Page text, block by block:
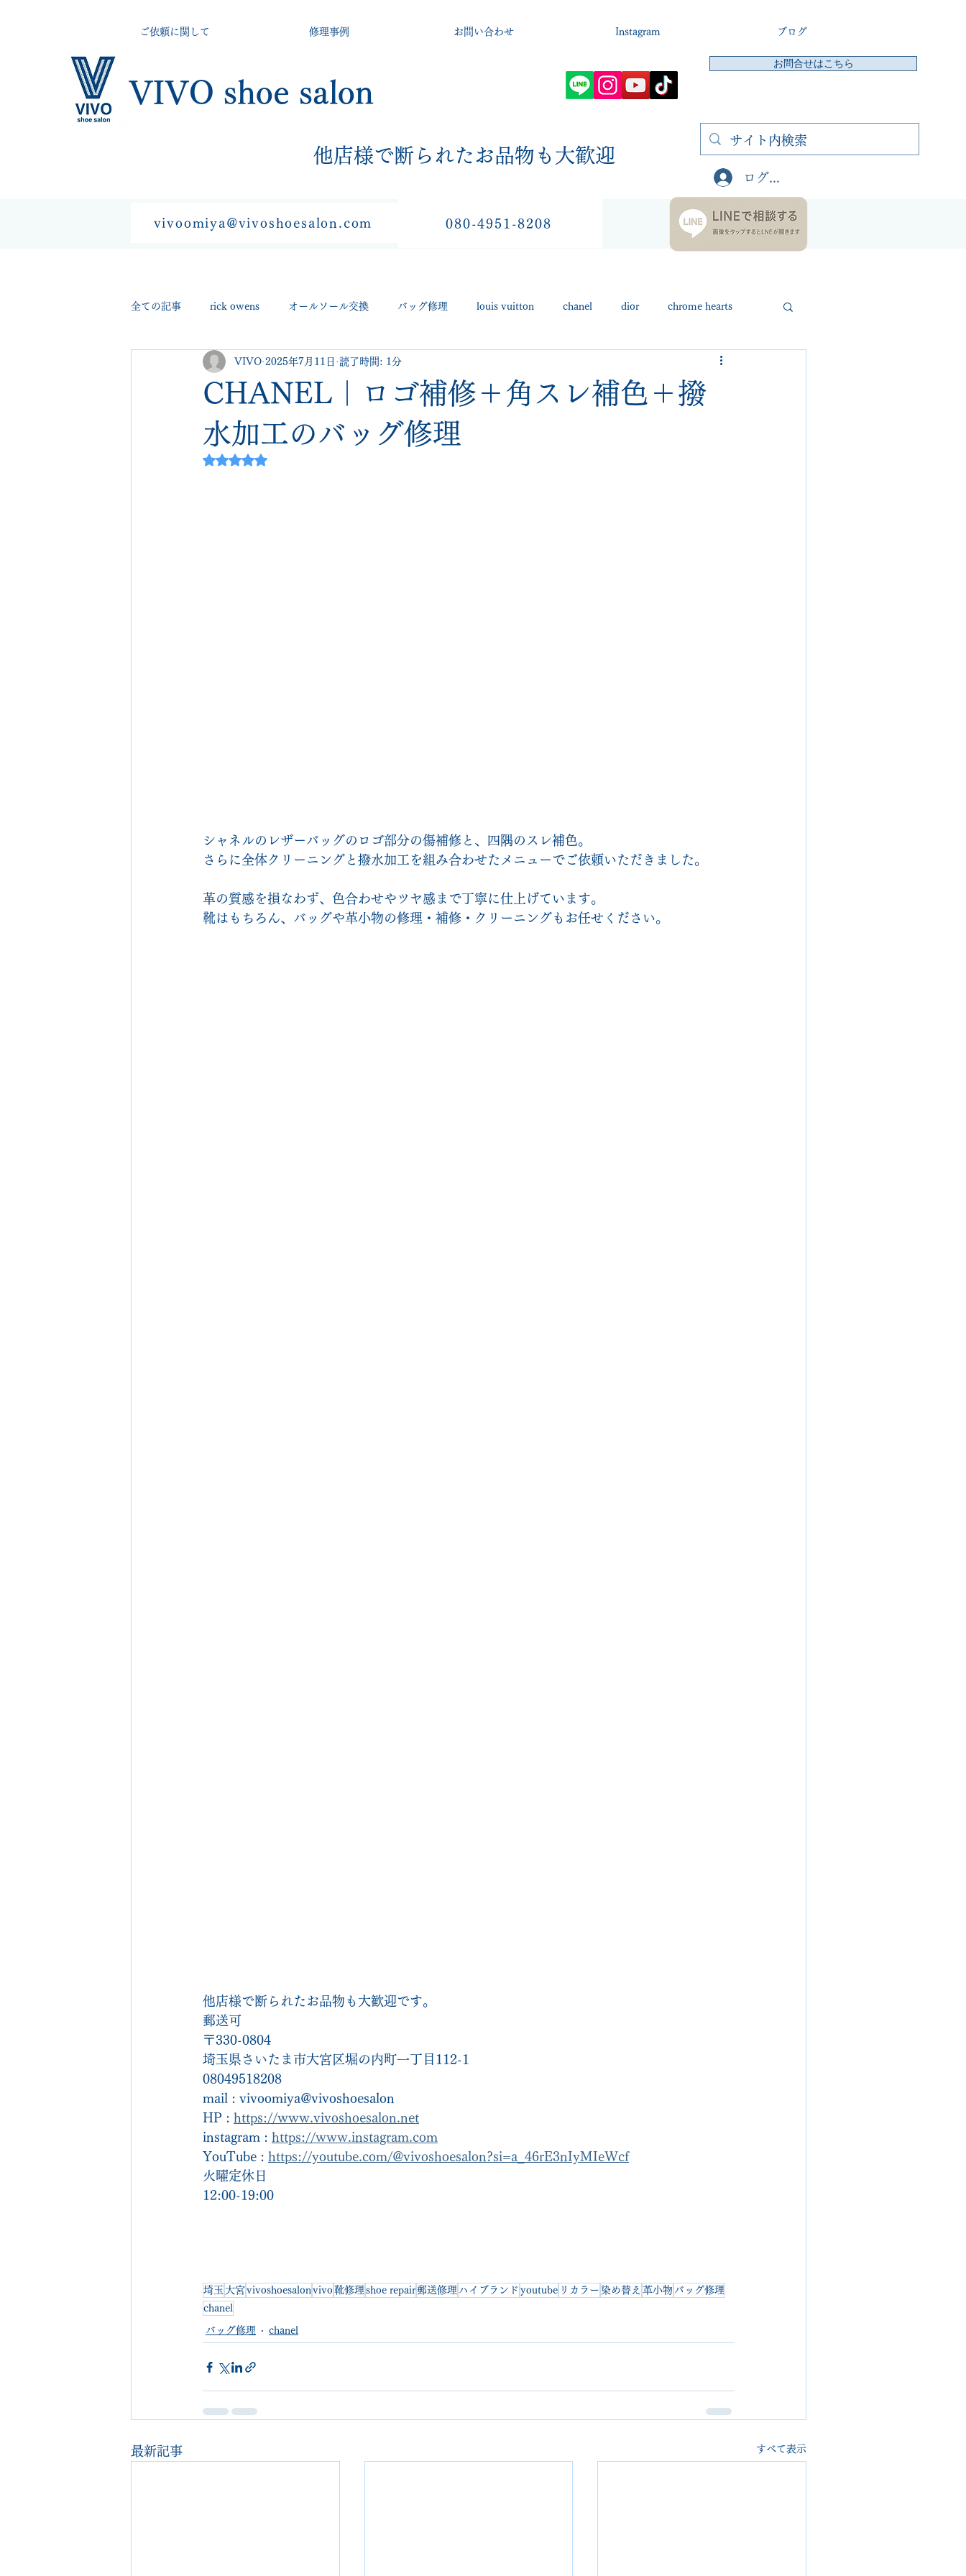
VIVO shoe salon
​他店様で断られたお品物も大歓迎
お問合せはこちら
ログイン
ご依頼に関して 修理事例 お問い合わせ Instagram ブログ
vivoomiya@vivoshoesalon.com 080-4951-8208
全ての記事 rick owens オールソール交換 バッグ修理 louis vuitton chanel dior chrome hearts
george cleverley Christian louboutin allen edmonds
new balance jimmy choo クリーニング•撥水コーティング
CHANEL｜ロゴ補修＋角スレ補色＋撥
水加工のバッグ修理
VIVO 2025年7月11日 読了時間: 1分
5つ星のうちNaNと評価されています。
シャネルのレザーバッグのロゴ部分の傷補修と、四隅のスレ補色。
さらに全体クリーニングと撥水加工を組み合わせたメニューでご依頼いただきました。
革の質感を損なわず、色合わせやツヤ感まで丁寧に仕上げています。
靴はもちろん、バッグや革小物の修理・補修・クリーニングもお任せください。
他店様で断られたお品物も大歓迎です。
郵送可
〒330-0804
埼玉県さいたま市大宮区堀の内町一丁目112-1
08049518208
mail : vivoomiya@vivoshoesalon
HP : https://www.vivoshoesalon.net
instagram : https://www.instagram.com
YouTube : https://youtube.com/@vivoshoesalon?si=a_46rE3nIyMIeWcf
火曜定休日
12:00-19:00
埼玉 大宮vivoshoesalon vivo靴修理 shoe repair郵送修理 ハイブランド youtube リカラー 染め替え 革小物 バッグ修理
chanel
バッグ修理 chanel
最新記事 すべて表示